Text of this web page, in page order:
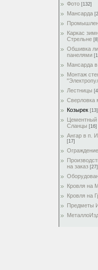
Фото [132]
Мансарда
Каркас
Стрельне [8]
Обшивка
панелями
Мансарда
Монтаж
Лестницы [4]
Сверловка
Козырек [13]
Цементный
Сланцы [16]
Ангар в п.
[17]
на заказ [27]
Кровля на
Кровля на
Предметы